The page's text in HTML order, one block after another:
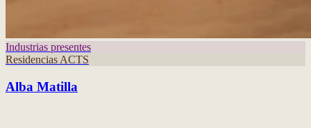
Industrias presentes
Residencias ACTS
Alba Matilla